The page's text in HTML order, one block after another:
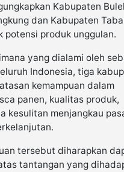
Kabupaten
dan Kabupaten
potensi produk unggulan.
yang dialami oleh
Indonesia, tiga
kemampuan dalam
panen, kualitas produk,
kesulitan menjangkau
tersebut diharapkan
tantangan yang